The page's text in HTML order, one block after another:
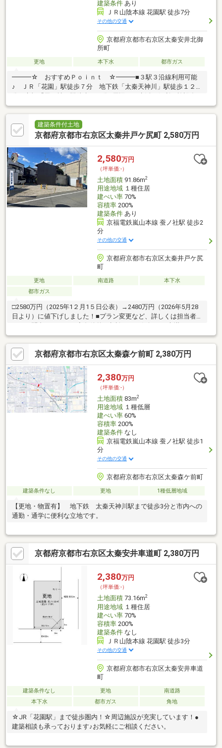
建築条件あり
ＪＲ山陰本線 花園駅 徒歩7分
その他の交通
京都府京都市右京区太秦安井北御
所町
更地 本下水 都市ガス
━━━☆ おすすめＰｏｉｎｔ ☆━━━■３駅３沿線利用可能
♪ ＪＲ「花園」駅徒歩７分 地下鉄「太秦天神川」駅徒歩１２
数！■毎日の通学も安心の距離！ 安井小学校…歩５分（約306
ｍ）■土地ゆったり３２坪超え！ 建築条件無土地での販売もご
ざいます！━━━☆ 注意するＰｏｉｎｔ ☆━━━■南向きに
向かって進むと道路が少し狭くなるので、 車での通行の際は注
し回り道になるかも… →前道は通り抜けができない道路の為、
小さなお子様がいても安心♪
建築条件付土地
京都府京都市右京区太秦井戸ケ尻町 2,580万円
2,580万円
（坪単価:-）
土地面積91.86m2
用途地域１種住居
建ぺい率70%
容積率200%
建築条件あり
京福電鉄嵐山本線 蚕ノ社駅 徒歩2
分
その他の交通
京都府京都市右京区太秦井戸ケ尻
町
更地 南道路
本下水
都市ガス
□2580万円（2025年1２月1５日公表）→2480万円（2026年5月28
日より）に値下げしました！■プラン変更など、詳しくは担当者
い！
京都府京都市右京区太秦森ケ前町 2,380万円
2,380万円
（坪単価:-）
土地面積83m2
用途地域１種低層
建ぺい率60%
容積率200%
建築条件なし
京福電鉄嵐山本線 蚕ノ社駅 徒歩1
分
その他の交通
京都府京都市右京区太秦森ケ前町
建築条件なし 更地 1種低層地域
【更地・物置有】 地下鉄 太秦天神川駅まで徒歩3分と市内への
通勤・通学に便利な立地です。
京都府京都市右京区太秦安井車道町 2,380万円
2,380万円
（坪単価:-）
土地面積73.16m2
用途地域１種住居
建ぺい率70%
容積率200%
建築条件なし
ＪＲ山陰本線 花園駅 徒歩3分
その他の交通
京都府京都市右京区太秦安井車道
町
建築条件なし 更地
南道路
本下水
都市ガス 角地
☆JR「花園駅」まで徒歩圏内！☆周辺施設が充実しています！●
建築相談も承っております♪お気軽にご相談ください。